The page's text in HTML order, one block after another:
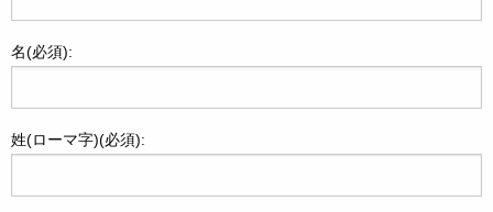
名(必須):
姓(ローマ字)(必須):